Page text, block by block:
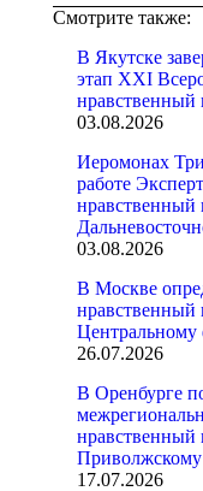
Смотрите также:
В Якутске
этап XXI
нравственный
03.08.2026
Иеромонах
работе
нравственный
03.08.2026
В Москве
нравственный
Центральному
26.07.2026
В Оренбурге
нравственный
Приволжскому
17.07.2026